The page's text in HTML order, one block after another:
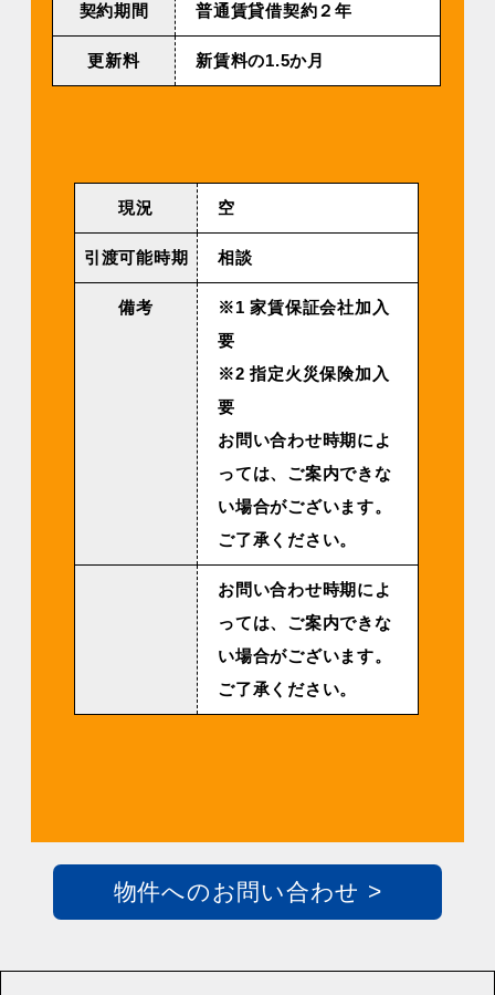
契約期間 普通賃貸借契約２年
更新料 新賃料の1.5か月
現況 空
引渡可能時期 相談
備考
※1 家賃保証会社加入
要
※2 指定火災保険加入
要
お問い合わせ時期によ
っては、ご案内できな
い場合がございます。
ご了承ください。
お問い合わせ時期によ
っては、ご案内できな
い場合がございます。
ご了承ください。
物件へのお問い合わせ >